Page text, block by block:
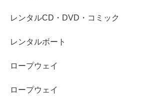
レンタルCD・DVD・コミック
レンタルボート
ロープウェイ
ロープウェイ